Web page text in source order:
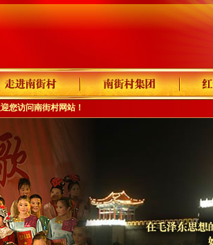
您访问南街村网站！